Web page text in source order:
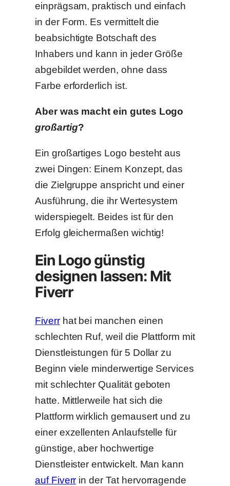
einprägsam, praktisch und einfach
in der Form. Es vermittelt die
beabsichtigte Botschaft des
Inhabers und kann in jeder Größe
abgebildet werden, ohne dass
Farbe erforderlich ist.
Aber was macht ein gutes Logo
großartig?
Ein großartiges Logo besteht aus
zwei Dingen: Einem Konzept, das
die Zielgruppe anspricht und einer
Ausführung, die ihr Wertesystem
widerspiegelt. Beides ist für den
Erfolg gleichermaßen wichtig!
Ein Logo günstig
designen lassen: Mit
Fiverr
Fiverrhat bei manchen einen
schlechten Ruf, weil die Plattform mit
Dienstleistungen für 5 Dollar zu
Beginn viele minderwertige Services
mit schlechter Qualität geboten
hatte. Mittlerweile hat sich die
Plattform wirklich gemausert und zu
einer exzellenten Anlaufstelle für
günstige, aber hochwertige
Dienstleister entwickelt. Man kann
auf Fiverr in der Tat hervorragende